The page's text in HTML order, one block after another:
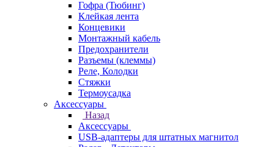
Гофра (Тюбинг)
Клейкая лента
Концевики
Монтажный кабель
Предохранители
Разъемы (клеммы)
Реле, Колодки
Стяжки
Термоусадка
Аксессуары
Назад
Аксессуары
USB-адаптеры для штатных магнитол